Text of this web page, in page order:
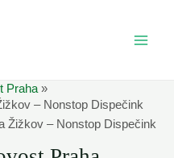
Praha
– Nonstop Dispečink